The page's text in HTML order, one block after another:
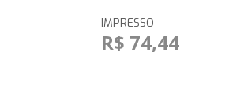
IMPRESSO
R$ 74,44